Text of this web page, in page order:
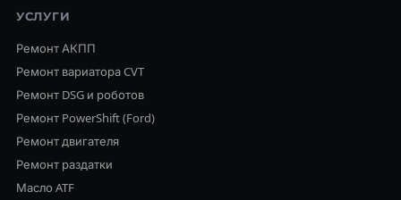
УСЛУГИ
Ремонт АКПП
Ремонт вариатора CVT
Ремонт DSG и роботов
Ремонт PowerShift (Ford)
Ремонт двигателя
Ремонт раздатки
Масло ATF